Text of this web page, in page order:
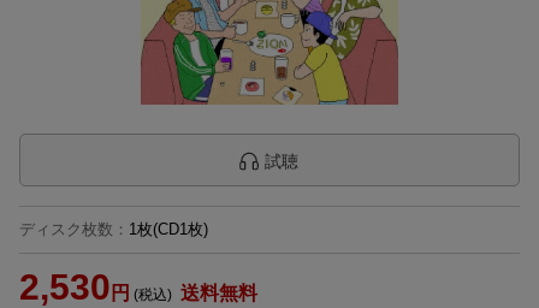
試聴
ディスク枚数 ： 1枚(CD1枚)
2,530 円 (税込) 送料無料